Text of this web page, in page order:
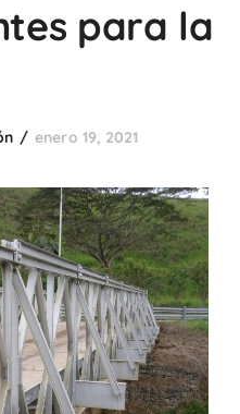
para la
enero 19, 2021